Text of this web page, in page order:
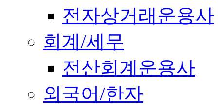
전자상거래운용사
회계/세무
전산회계운용사
외국어/한자